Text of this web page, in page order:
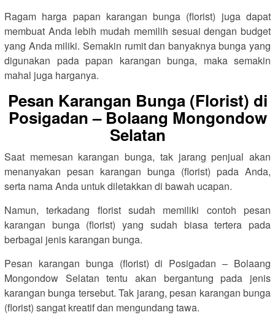
Ragam harga papan karangan bunga (florist) juga dapat
membuat Anda lebih mudah memilih sesuai dengan budget
yang Anda miliki. Semakin rumit dan banyaknya bunga yang
digunakan pada papan karangan bunga, maka semakin
mahal juga harganya.
Pesan Karangan Bunga (Florist) di
Posigadan – Bolaang Mongondow
Selatan
Saat memesan karangan bunga, tak jarang penjual akan
menanyakan pesan karangan bunga (florist) pada Anda,
serta nama Anda untuk diletakkan di bawah ucapan.
Namun, terkadang florist sudah memiliki contoh pesan
karangan bunga (florist) yang sudah biasa tertera pada
berbagai jenis karangan bunga.
Pesan karangan bunga (florist) di Posigadan – Bolaang
Mongondow Selatan tentu akan bergantung pada jenis
karangan bunga tersebut. Tak jarang, pesan karangan bunga
(florist) sangat kreatif dan mengundang tawa.